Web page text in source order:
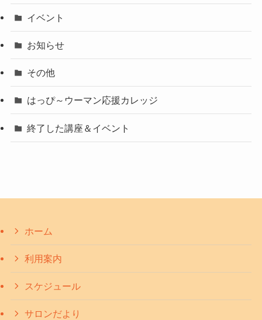
イベント
お知らせ
その他
はっぴ～ウーマン応援カレッジ
終了した講座＆イベント
ホーム
利用案内
スケジュール
サロンだより